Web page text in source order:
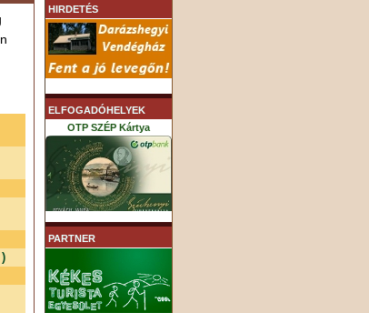
HIRDETÉS
ELFOGADÓHELYEK
OTP SZÉP Kártya
K&H SZÉP Kártya
PARTNER